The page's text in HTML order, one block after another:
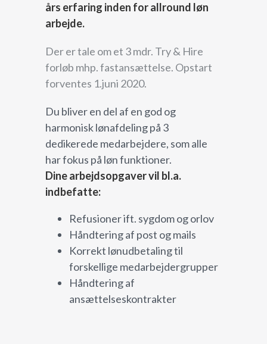
års erfaring inden for allround løn
arbejde.
Der er tale om et 3 mdr. Try & Hire
forløb mhp. fastansættelse. Opstart
forventes 1.juni 2020.
Du bliver en del af en god og
harmonisk lønafdeling på 3
dedikerede medarbejdere, som alle
har fokus på løn funktioner.
Dine arbejdsopgaver vil bl.a.
indbefatte:
Refusioner ift. sygdom og orlov
Håndtering af post og mails
Korrekt lønudbetaling til
forskellige medarbejdergrupper
Håndtering af
ansættelseskontrakter